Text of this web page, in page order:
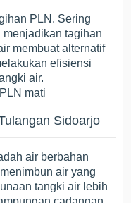
PLN. Sering
tagihan
membuat alternatif
efisiensi
air.
mati
Sidoarjo
air berbahan
air yang
tangki air lebih